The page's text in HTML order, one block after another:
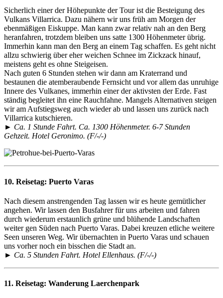
Sicherlich einer der Höhepunkte der Tour ist die Besteigung des
Vulkans Villarrica. Dazu nähern wir uns früh am Morgen der
ebenmäßigen Eiskuppe. Man kann zwar relativ nah an den Berg
heranfahren, trotzdem bleiben uns satte 1300 Höhenmeter übrig.
Immerhin kann man den Berg an einem Tag schaffen. Es geht nicht
allzu schwierig über eher weichen Schnee im Zickzack hinauf,
meistens geht es ohne Steigeisen.
Nach guten 6 Stunden stehen wir dann am Kraterrand und
bestaunen die atemberaubende Fernsicht und vor allem das unruhige
Innere des Vulkanes, immerhin einer der aktivsten der Erde. Fast
ständig begleitet ihn eine Rauchfahne. Mangels Alternativen steigen
wir am Aufstiegsweg auch wieder ab und lassen uns zurück nach
Villarrica kutschieren.
► Ca. 1 Stunde Fahrt. Ca. 1300 Höhenmeter. 6-7 Stunden
Gehzeit. Hotel Geronimo. (F/-/-)
10. Reisetag: Puerto Varas
Nach diesem anstrengenden Tag lassen wir es heute gemütlicher
angehen. Wir lassen den Busfahrer für uns arbeiten und fahren
durch wiederum erstaunlich grüne und blühende Landschaften
weiter gen Süden nach Puerto Varas. Dabei kreuzen etliche weitere
Seen unseren Weg. Wir übernachten in Puerto Varas und schauen
uns vorher noch ein bisschen die Stadt an.
► Ca. 5 Stunden Fahrt. Hotel Ellenhaus. (F/-/-)
11. Reisetag: Wanderung Laerchenpark